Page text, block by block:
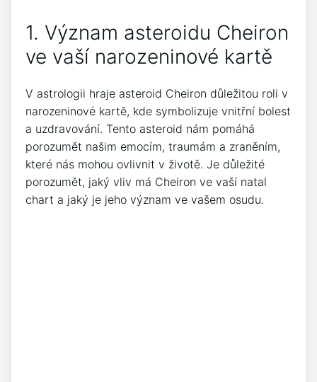
1. Význam asteroidu Cheiron
ve vaší narozeninové kartě
V astrologii hraje asteroid Cheiron důležitou roli v
narozeninové kartě, kde symbolizuje vnitřní bolest
a uzdravování. Tento asteroid nám pomáhá
porozumět našim emocím, traumám a zraněním,
které nás mohou ovlivnit v životě. Je důležité
porozumět, jaký vliv má Cheiron ve vaší natal
chart a jaký je jeho význam ve vašem osudu.